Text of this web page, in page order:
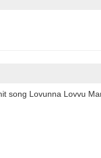
song Lovunna Lovvu